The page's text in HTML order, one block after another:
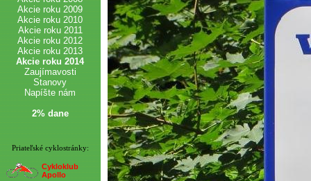
Akcie roku 2009
Akcie roku 2010
Akcie roku 2011
Akcie roku 2012
Akcie roku 2013
Akcie roku 2014
Zaujímavosti
Stanovy
Napíšte nám
2% dane
Priateľské cyklostránky:
Cykloklub
Apollo